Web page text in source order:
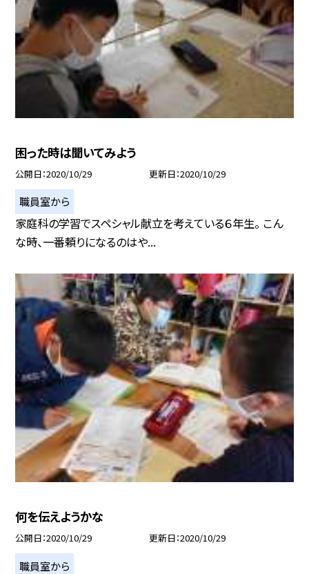
困った時は聞いてみよう
公開日 2020/10/29 更新日 2020/10/29
職員室から
家庭科の学習でスペシャル献立を考えている６年生。 こん
な時、一番頼りになるのはや...
何を伝えようかな
公開日 2020/10/29 更新日 2020/10/29
職員室から